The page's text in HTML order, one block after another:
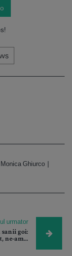
Monica Ghiurco
urmator
sanii goi:
ne-am...